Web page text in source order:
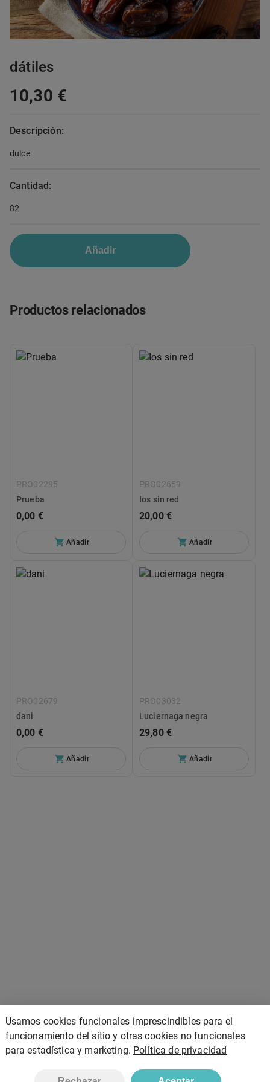
dátiles
10,30 €
Descripción:
dulce
Cantidad:
82
Añadir
Productos relacionados
PRO02295
Prueba
0,00 €
Añadir
PRO02659
Ios sin red
20,00 €
Añadir
PRO02679
dani
0,00 €
Añadir
PRO03032
Luciernaga negra
29,80 €
Añadir
Usamos cookies funcionales imprescindibles para el
funcionamiento del sitio y otras cookies no funcionales
para estadística y marketing. Política de privacidad